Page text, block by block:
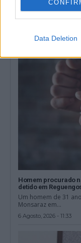
Data Deletion
restaurante em
Um estabelecimento
localidade de Abela,
Homem procurado
detido em
Um homem de 31
Monsaraz em...
6 Agosto, 2026 - 11:33